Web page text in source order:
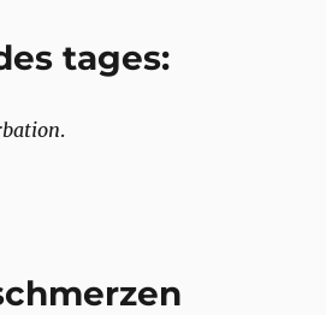
tages:
.